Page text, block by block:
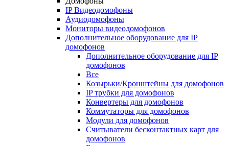
IP Видеодомофоны
Аудиодомофоны
Мониторы видеодомофонов
Дополнительное оборудование для IP
домофонов
Дополнительное оборудование для IP
домофонов
Все
Козырьки/Кронштейны для домофонов
IP трубки для домофонов
Конвертеры для домофонов
Коммутаторы для домофонов
Модули для домофонов
Считыватели бесконтактных карт для
домофонов